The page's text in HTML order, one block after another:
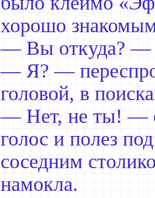
хорошо
— Вы откуда? —
— Я? —
головой, в
— Нет, не ты! —
голос и полез
соседним
намокла.